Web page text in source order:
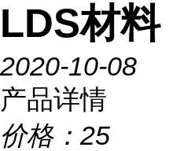
LDS材料
2020-10-08
产品详情
价格： 25